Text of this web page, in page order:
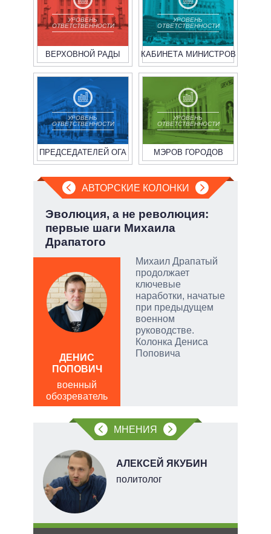
УРОВЕНЬ
ОТВЕТСТВЕННОСТИ
ВЕРХОВНОЙ РАДЫ
УРОВЕНЬ
ОТВЕТСТВЕННОСТИ
КАБИНЕТА МИНИСТРОВ
УРОВЕНЬ
ОТВЕТСТВЕННОСТИ
ПРЕДСЕДАТЕЛЕЙ ОГА
УРОВЕНЬ
ОТВЕТСТВЕННОСТИ
МЭРОВ ГОРОДОВ
АВТОРСКИЕ КОЛОНКИ
Эволюция, а не революция:
первые шаги Михаила
Драпатого
Михаил Драпатый
продолжает
ключевые
наработки, начатые
при предыдущем
военном
руководстве.
Колонка Дениса
Поповича
ДЕНИС
ПОПОВИЧ
военный
обозреватель
МНЕНИЯ
АЛЕКСЕЙ ЯКУБИН
политолог